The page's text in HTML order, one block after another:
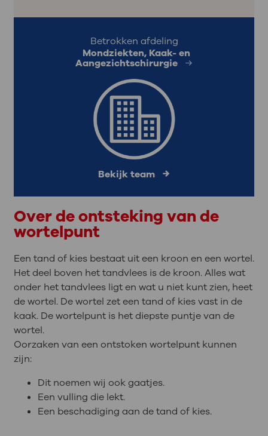
Betrokken afdeling
Mondziekten, Kaak- en
Aangezichtschirurgie
Bekijk team
Over de ontsteking van de
wortelpunt
Een tand of kies bestaat uit een kroon en een wortel.
Het deel boven het tandvlees is de kroon. Alles wat
onder het tandvlees ligt en wat u niet kunt zien, heet
de wortel. De wortel zet een tand of kies vast in de
kaak. De wortelpunt is het diepste puntje van de
wortel.
Oorzaken van een ontstoken wortelpunt kunnen
zijn:
Dit noemen wij ook gaatjes.
Een vulling die lekt.
Een beschadiging aan de tand of kies.